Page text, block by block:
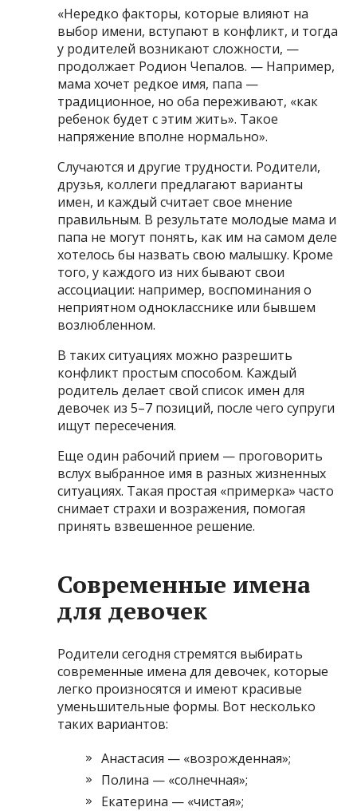
«Нередко факторы, которые влияют на
выбор имени, вступают в конфликт, и тогда
у родителей возникают сложности, —
продолжает Родион Чепалов. — Например,
мама хочет редкое имя, папа —
традиционное, но оба переживают, «как
ребенок будет с этим жить». Такое
напряжение вполне нормально».
Случаются и другие трудности. Родители,
друзья, коллеги предлагают варианты
имен, и каждый считает свое мнение
правильным. В результате молодые мама и
папа не могут понять, как им на самом деле
хотелось бы назвать свою малышку. Кроме
того, у каждого из них бывают свои
ассоциации: например, воспоминания о
неприятном однокласснике или бывшем
возлюбленном.
В таких ситуациях можно разрешить
конфликт простым способом. Каждый
родитель делает свой список имен для
девочек из 5–7 позиций, после чего супруги
ищут пересечения.
Еще один рабочий прием — проговорить
вслух выбранное имя в разных жизненных
ситуациях. Такая простая «примерка» часто
снимает страхи и возражения, помогая
принять взвешенное решение.
Современные имена
для девочек
Родители сегодня стремятся выбирать
современные имена для девочек, которые
легко произносятся и имеют красивые
уменьшительные формы. Вот несколько
таких вариантов:
Анастасия — «возрожденная»;
Полина — «солнечная»;
Екатерина — «чистая»;